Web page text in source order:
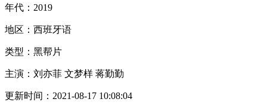
年代： 2019
地区： 西班牙语
类型： 黑帮片
主演： 刘亦菲 文梦样 蒋勤勤
更新时间： 2021-08-17 10:08:04